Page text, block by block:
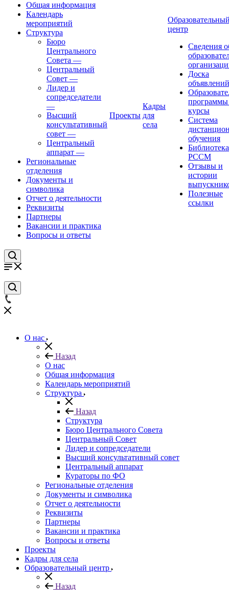
Общая информация
Календарь
мероприятий
Структура
Бюро
Центрального
Совета —
Центральный
Совет —
Лидер и
сопредседатели
—
Высший
консультативный
совет —
Центральный
аппарат —
Региональные
отделения
Документы и
символика
Отчет о деятельности
Реквизиты
Партнеры
Вакансии и практика
Вопросы и ответы
Проекты
Кадры
для
села
центр
Сведения
Доска
объявлений
курсы
Система
обучения
Библиотека
РССМ
Отзывы и
истории
Полезные
ссылки
О нас
Назад
О нас
Общая информация
Календарь мероприятий
Структура
Назад
Структура
Бюро Центрального Совета
Центральный Совет
Лидер и сопредседатели
Высший консультативный совет
Центральный аппарат
Кураторы по ФО
Региональные отделения
Документы и символика
Отчет о деятельности
Реквизиты
Партнеры
Вакансии и практика
Вопросы и ответы
Проекты
Кадры для села
Образовательный центр
Назад